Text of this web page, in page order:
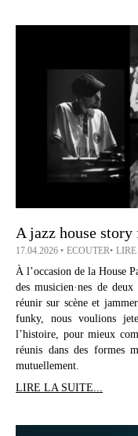
A jazz house
17.04.2026 ECOUTER LIRE
À l’occasion de la House
des musicien·nes de
réunir sur scène et
funky, nous voulions
l’histoire, pour mieux
réunis dans des formes
mutuellement.
LIRE LA SUITE...